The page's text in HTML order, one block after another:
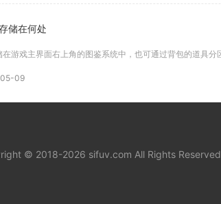
储在何处
05-09
© 2018-2026 sifuv.com All Rights